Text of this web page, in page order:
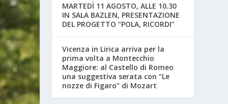
MARTEDÌ 11 AGOSTO, ALLE 10.30
IN SALA BAZLEN, PRESENTAZIONE
DEL PROGETTO “POLA, RICORDI”
Vicenza in Lirica arriva per la
prima volta a Montecchio
Maggiore: al Castello di Romeo
una suggestiva serata con “Le
nozze di Figaro” di Mozart